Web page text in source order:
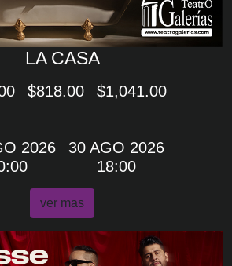
LA CASA
$818.00 $1,041.00
2026
30 AGO 2026
18:00
ver mas